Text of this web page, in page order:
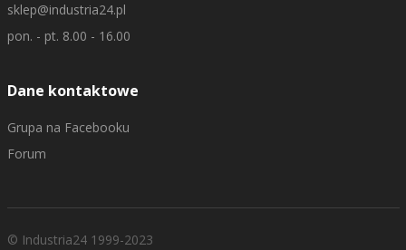
sklep@industria24.pl
pon. - pt. 8.00 - 16.00
Dane kontaktowe
Grupa na Facebooku
Forum
© Industria24 1999-2023